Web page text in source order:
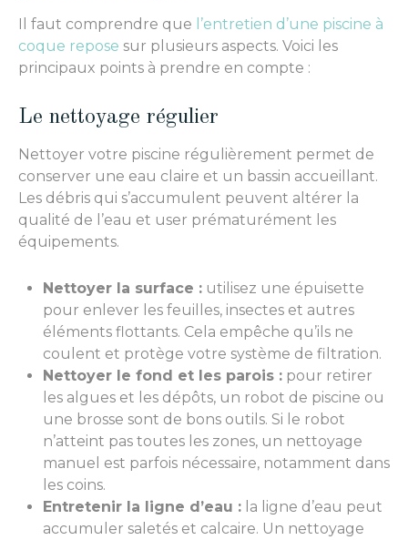
Il faut comprendre que l’entretien d’une piscine à
coque repose sur plusieurs aspects. Voici les
principaux points à prendre en compte :
Le nettoyage régulier
Nettoyer votre piscine régulièrement permet de
conserver une eau claire et un bassin accueillant.
Les débris qui s’accumulent peuvent altérer la
qualité de l’eau et user prématurément les
équipements.
Nettoyer la surface : utilisez une épuisette
pour enlever les feuilles, insectes et autres
éléments flottants. Cela empêche qu’ils ne
coulent et protège votre système de filtration.
Nettoyer le fond et les parois : pour retirer
les algues et les dépôts, un robot de piscine ou
une brosse sont de bons outils. Si le robot
n’atteint pas toutes les zones, un nettoyage
manuel est parfois nécessaire, notamment dans
les coins.
Entretenir la ligne d’eau : la ligne d’eau peut
accumuler saletés et calcaire. Un nettoyage